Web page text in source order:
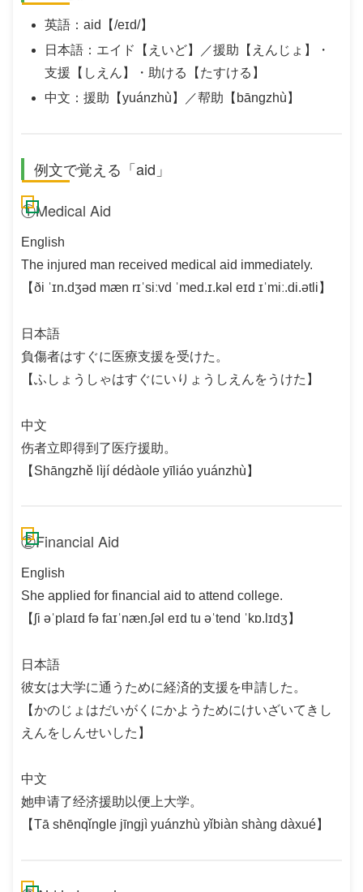
英語：aid【/eɪd/】
日本語：エイド【えいど】／援助【えんじょ】・
支援【しえん】・助ける【たすける】
中文：援助【yuánzhù】／帮助【bāngzhù】
例文で覚える「aid」
①Medical Aid
English
The injured man received medical aid immediately.
【ði ˈɪn.dʒəd mæn rɪˈsiːvd ˈmed.ɪ.kəl eɪd ɪˈmiː.di.ətli】
日本語
負傷者はすぐに医療支援を受けた。
【ふしょうしゃはすぐにいりょうしえんをうけた】
中文
伤者立即得到了医疗援助。
【Shāngzhě lìjí dédàole yīliáo yuánzhù】
②Financial Aid
English
She applied for financial aid to attend college.
【ʃi əˈplaɪd fə faɪˈnæn.ʃəl eɪd tu əˈtend ˈkɒ.lɪdʒ】
日本語
彼女は大学に通うために経済的支援を申請した。
【かのじょはだいがくにかようためにけいざいてきし
えんをしんせいした】
中文
她申请了经济援助以便上大学。
【Tā shēnqǐngle jīngjì yuánzhù yǐbiàn shàng dàxué】